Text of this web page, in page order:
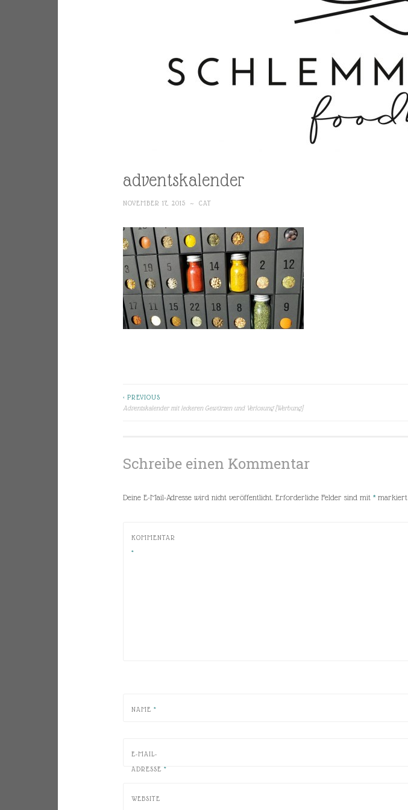
adventskalender
NOVEMBER 17, 2015 ~ CAT
Beitragsnavigation
< PREVIOUS
Adventskalender mit leckeren Gewürzen und Verlosung [Werbung]
Schreibe einen Kommentar
Deine E-Mail-Adresse wird nicht veröffentlicht. Erforderliche Felder sind mit *markiert
KOMMENTAR
*
NAME *
E-MAIL-
ADRESSE *
WEBSITE